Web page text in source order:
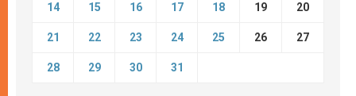
14 15 16 17 18 19 20
21 22 23 24 25 26 27
28 29 30 31